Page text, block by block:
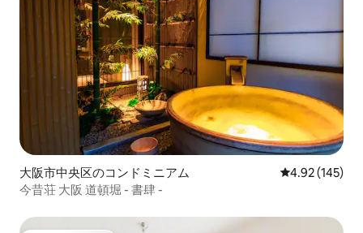
大阪市中央区のコンドミニアム レビュー145
4.92 (145)
今昔荘 大阪 道頓堀 - 書肆 -